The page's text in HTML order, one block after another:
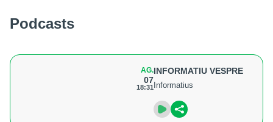
Podcasts
AG.
07
18:31
INFORMATIU VESPRE
Informatius